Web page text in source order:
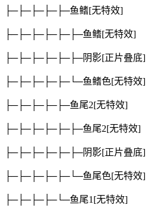
├─├─├─├─├─鱼鳍[无特效]
├─├─├─├─├─├─鱼鳍[无特效]
├─├─├─├─├─├─阴影[正片叠底]
├─├─├─├─├─└─鱼鳍色[无特效]
├─├─├─├─├─鱼尾2[无特效]
├─├─├─├─├─├─鱼尾2[无特效]
├─├─├─├─├─├─阴影[正片叠底]
├─├─├─├─├─└─鱼尾色[无特效]
├─├─├─├─└─鱼尾1 [无特效]